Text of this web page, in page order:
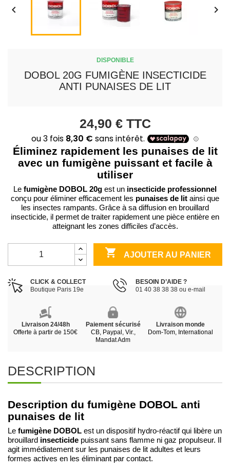
 
DISPONIBLE
DOBOL 20G FUMIGÈNE INSECTICIDE
ANTI PUNAISES DE LIT
24,90 € TTC
Éliminez rapidement les punaises de lit
avec un fumigène puissant et facile à
utiliser
Le fumigène DOBOL 20g est un insecticide professionnel
conçu pour éliminer efficacement les punaises de lit ainsi que
les insectes rampants. Grâce à sa diffusion en brouillard
insecticide, il permet de traiter rapidement une pièce entière en
atteignant les zones difficiles d’accès.
 AJOUTER AU PANIER
CLICK & COLLECT
Boutique Paris 19e
BESOIN D’AIDE ?
01 40 38 38 38 ou e-mail
Livraison 24/48h
Offerte à partir de 150€
Paiement sécurisé
CB, Paypal, Vir.,
Mandat Adm
Livraison monde
Dom-Tom, International
DESCRIPTION
Description du fumigène DOBOL anti
punaises de lit
Le fumigène DOBOL est un dispositif hydro-réactif qui libère un
brouillard insecticide puissant sans flamme ni gaz propulseur. Il
agit immédiatement sur les punaises de lit adultes et leurs
formes actives en les éliminant par contact.